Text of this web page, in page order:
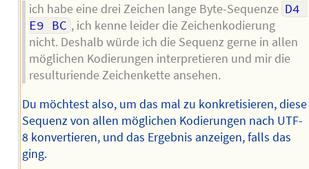
ich habe eine drei Zeichen lange Byte-Sequenze D4
E9 BC , ich kenne leider die Zeichenkodierung
nicht. Deshalb würde ich die Sequenz gerne in allen
möglichen Kodierungen interpretieren und mir die
resulturiende Zeichenkette ansehen.
Du möchtest also, um das mal zu konkretisieren, diese
Sequenz von allen möglichen Kodierungen nach UTF-
8 konvertieren, und das Ergebnis anzeigen, falls das
ging.